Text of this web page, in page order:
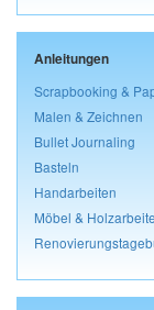
Anleitungen
Scrapbooking &
Malen & Zeichnen
Bullet Journaling
Basteln
Handarbeiten
Möbel &